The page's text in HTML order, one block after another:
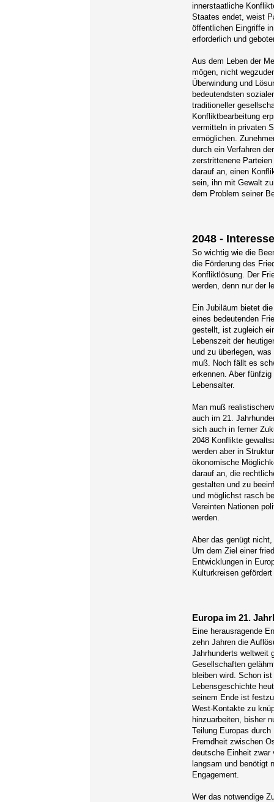
innerstaatliche
Staates endet, weist
öffentlichen Eingriffe
erforderlich und
Aus dem Leben der
mögen, nicht
Überwindung und
bedeutendsten
traditioneller
Konfliktbearbeitung
vermitteln in privaten
ermöglichen.
durch ein Verfahren
zerstrittenene
darauf an, einen
sein, ihn mit Gewalt
dem Problem seiner
2048 -
So wichtig wie die
die Förderung des
Konfliktlösung. Der
werden, denn nur der
Ein Jubiläum bietet
eines bedeutenden
gestellt, ist zugleich
Lebenszeit der
und zu überlegen,
muß. Noch fällt es
erkennen. Aber
Lebensalter.
Man muß
auch im 21.
sich auch in ferner
2048 Konflikte
werden aber in
ökonomische
darauf an, die
gestalten und zu
und möglichst rasch
Vereinten Nationen
werden.
Aber das genügt
Um dem Ziel einer
Entwicklungen in
Kulturkreisen
Europa im 21.
Eine herausragende
zehn Jahren die
Jahrhunderts weltweit
Gesellschaften
bleiben wird. Schon
Lebensgeschichte
seinem Ende ist
West-Kontakte zu
hinzuarbeiten, bisher
Teilung Europas
Fremdheit zwischen
deutsche Einheit
langsam und benötigt
Engagement.
Wer das notwendige